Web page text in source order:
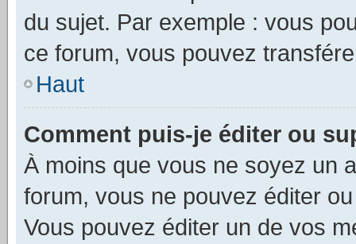
du sujet. Par exemple : vous
ce forum, vous pouvez
Haut
Comment puis-je éditer ou
À moins que vous ne soyez un
forum, vous ne pouvez éditer
Vous pouvez éditer un de vos